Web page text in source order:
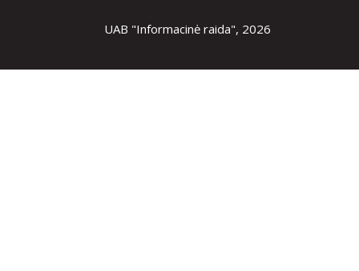
UAB "Informacinė raida", 2026